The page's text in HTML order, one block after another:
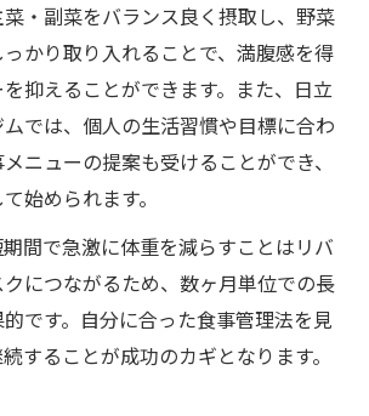
理想体重を目指す食事管理のコツ
ト効果を高める食事バランスの考
わせた無理のないダイエット法
取り入れたい食事管理アイデア
康的ボディメイクの秘訣
トを長続きさせる習慣化の工夫
ボディメイクに不可欠な食事改善
が少ないダイエットの進め方
・副菜をバランス良く摂取し、野菜
かり取り入れることで、満腹感を得
抑えることができます。また、日立
では、個人の生活習慣や目標に合わ
ニューの提案も受けることができ、
始められます。
間で急激に体重を減らすことはリバ
につながるため、数ヶ月単位での長
です。自分に合った食事管理法を見
することが成功のカギとなります。